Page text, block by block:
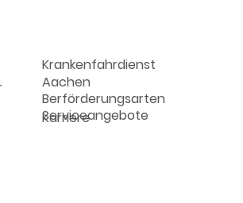
Krankenfahrdienst
Aachen
Berförderungsarten
Serviceangebote
Karriere